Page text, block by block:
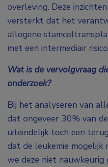
overleving. Deze
versterkt dat het
allogene
met een intermediair
Wat is de vervolgvraag
onderzoek?
Bij het analyseren van
dat ongeveer 30% van
uiteindelijk toch een
dat de leukemie mogelijk
we deze niet nauwkeurig